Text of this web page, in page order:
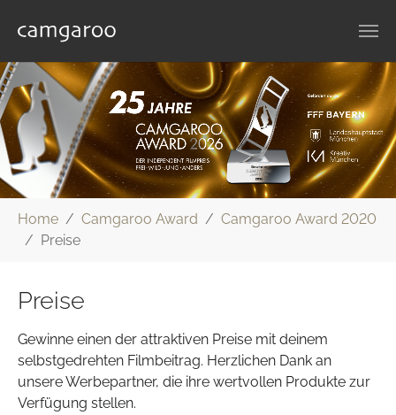
Zum Hauptinhalt springen
Home Camgaroo Award
Camgaroo Award 2020
Preise
Preise
Gewinne einen der attraktiven Preise mit deinem
selbstgedrehten Filmbeitrag. Herzlichen Dank an
unsere Werbepartner, die ihre wertvollen Produkte zur
Verfügung stellen.